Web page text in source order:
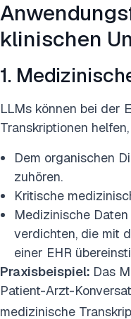
klinischen
1.
LLMs können bei der
Transkriptionen
Dem organischen
zuhören.
Kritische
Medizinische
verdichten, die mit
einer EHR
Praxisbeispiel: Das
Patient-Arzt-
medizinische